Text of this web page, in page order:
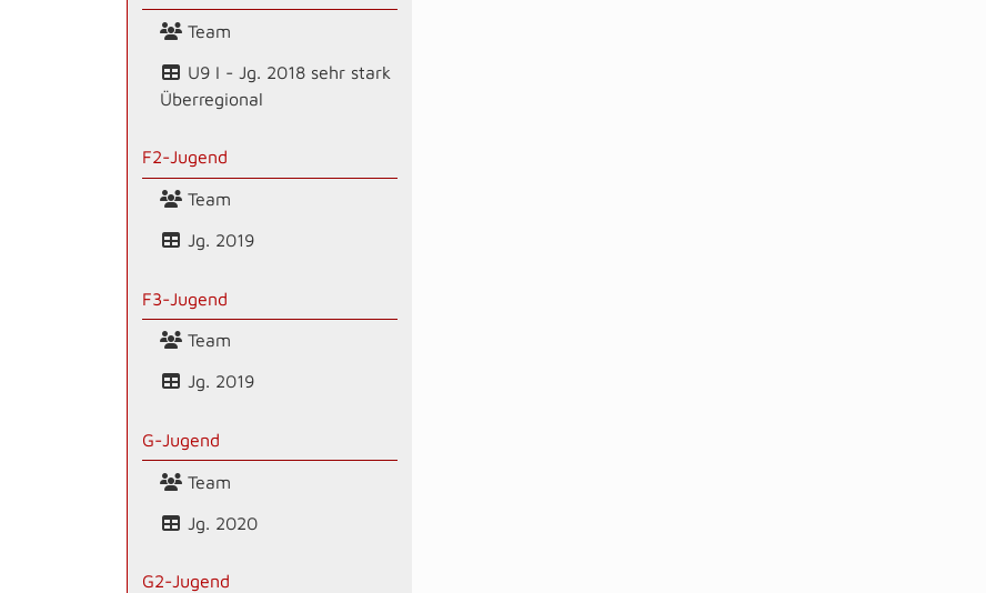
Team
U9 I - Jg. 2018 sehr stark
Überregional
F2-Jugend
Team
Jg. 2019
F3-Jugend
Team
Jg. 2019
G-Jugend
Team
Jg. 2020
G2-Jugend